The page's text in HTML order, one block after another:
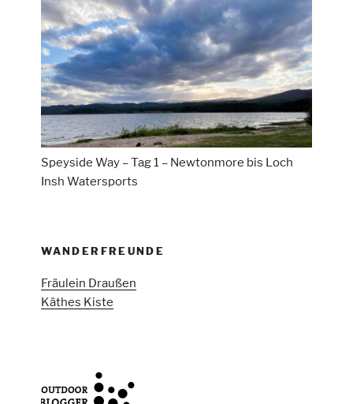
Speyside Way – Tag 1 – Newtonmore bis Loch
Insh Watersports
WANDERFREUNDE
Fräulein Draußen
Käthes Kiste